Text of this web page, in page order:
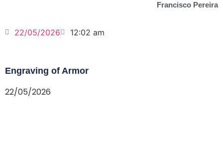
Francisco Pereira
22/05/2026 12:02 am
Engraving of Armor
22/05/2026